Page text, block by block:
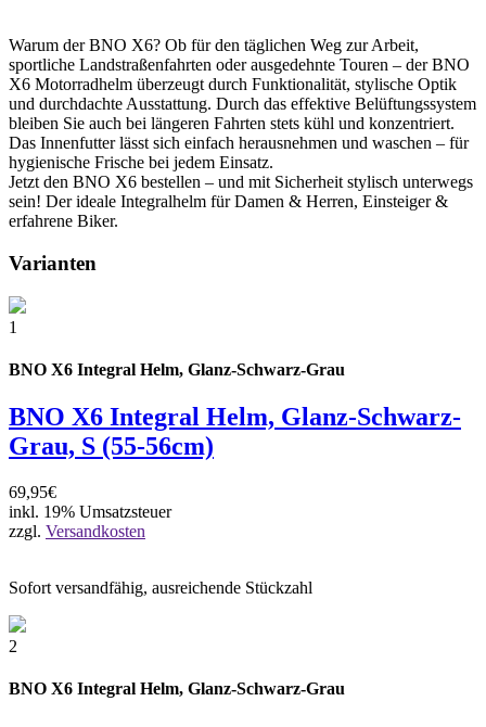
Warum der BNO X6? Ob für den täglichen Weg zur Arbeit,
sportliche Landstraßenfahrten oder ausgedehnte Touren – der BNO
X6 Motorradhelm überzeugt durch Funktionalität, stylische Optik
und durchdachte Ausstattung. Durch das effektive Belüftungssystem
bleiben Sie auch bei längeren Fahrten stets kühl und konzentriert.
Das Innenfutter lässt sich einfach herausnehmen und waschen – für
hygienische Frische bei jedem Einsatz.
Jetzt den BNO X6 bestellen – und mit Sicherheit stylisch unterwegs
sein! Der ideale Integralhelm für Damen & Herren, Einsteiger &
erfahrene Biker.
Varianten
1
BNO X6 Integral Helm, Glanz-Schwarz-Grau
BNO X6 Integral Helm, Glanz-Schwarz-
Grau, S (55-56cm)
69,95€
inkl. 19% Umsatzsteuer
zzgl. Versandkosten
Sofort versandfähig, ausreichende Stückzahl
2
BNO X6 Integral Helm, Glanz-Schwarz-Grau